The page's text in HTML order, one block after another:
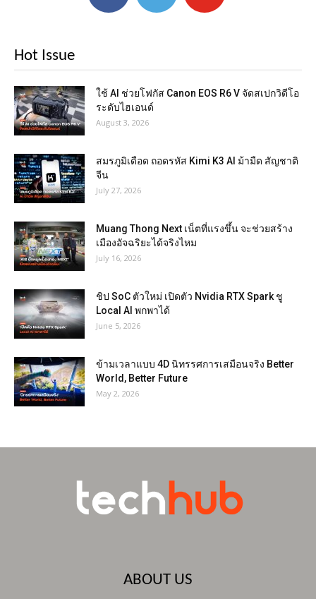
Hot Issue
ใช้ AI ช่วยโฟกัส Canon EOS R6 V จัดสเปกวิดีโอ
ระดับไฮเอนด์
August 3, 2026
สมรภูมิเดือด ถอดรหัส Kimi K3 AI ม้ามืด สัญชาติ
จีน
July 27, 2026
Muang Thong Next เน็ตที่แรงขึ้น จะช่วยสร้าง
เมืองอัจฉริยะได้จริงไหม
July 16, 2026
ชิป SoC ตัวใหม่ เปิดตัว Nvidia RTX Spark ชู
Local AI พกพาได้
June 5, 2026
ข้ามเวลาแบบ 4D นิทรรศการเสมือนจริง Better
World, Better Future
May 2, 2026
ABOUT US